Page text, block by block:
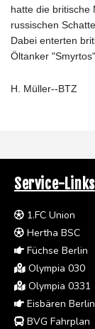
hatte die britische
russischen
Dabei enterten
Öltanker
H. Müller--BTZ
Service-Links
1.FC Union
Hertha BSC
Füchse Berlin
Olympia 030
Olympia 0331
Eisbären Berlin
BVG Fahrplan